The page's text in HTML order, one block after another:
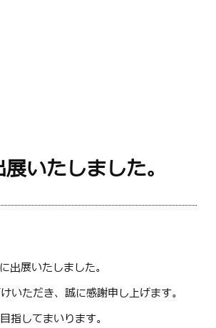
いたしました。
展いたしました。
ただき、誠に感謝申し上げます。
指してまいります。